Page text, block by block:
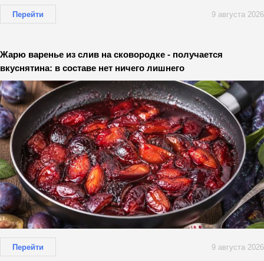
Перейти 9 августа 2026
Жарю варенье из слив на сковородке - получается
вкуснятина: в составе нет ничего лишнего
Перейти 9 августа 2026